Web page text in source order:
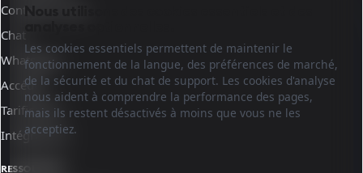
Contactez-nous
Chat
WhatsApp
Accéder
Tarification
Intégrations
RESSOURCES
Nous utilisons des cookies essentiels et des
Les cookies essentiels permettent de maintenir le
fonctionnement de la langue, des préférences de marché,
de la sécurité et du chat de support. Les cookies d'analyse
nous aident à comprendre la performance des pages,
mais ils restent désactivés à moins que vous ne les
acceptiez.